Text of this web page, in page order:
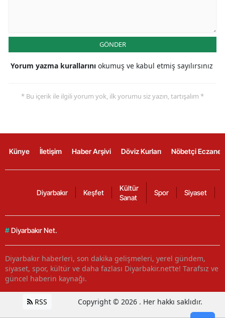
GÖNDER
Yorum yazma kurallarını okumuş ve kabul etmiş sayılırsınız
* Bu içerik ile ilgili yorum yok, ilk yorumu siz yazın, tartışalım *
Künye İletişim Haber Arşivi Döviz Kurları Nöbetçi
Diyarbakır Keşfet
Kültür
Sanat
Spor Siyaset
# Diyarbakır Net.
Diyarbakır haberleri, son dakika gelişmeleri, yerel gündem,
siyaset, spor, kültür ve daha fazlası Diyarbakir.net’te! Tarafsız ve
güncel haberin kaynağı.
RSS Copyright © 2026 . Her hakkı saklıdır.